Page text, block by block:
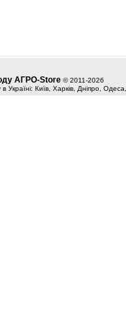
АГРО-Store © 2011-2026
Україні: Київ, Харків, Дніпро,